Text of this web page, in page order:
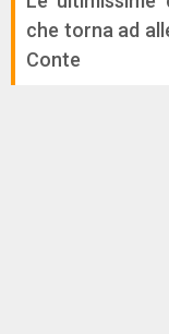
che torna ad
Conte